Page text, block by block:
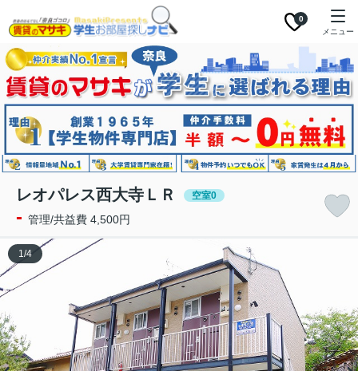
0
メニュー
レオパレス西大寺ＬＲ 空室0
- 管理/共益費 4,500円
1/4